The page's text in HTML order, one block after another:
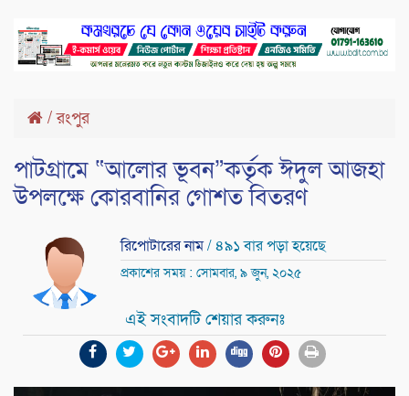
/রংপুর
পাটগ্রামে “আলোর ভূবন”কর্তৃক ঈদুল আজহা
উপলক্ষে কোরবানির গোশত বিতরণ
রিপোটারের নাম/ ৪৯১ বার পড়া হয়েছে
প্রকাশের সময় : সোমবার, ৯ জুন, ২০২৫
এই সংবাদটি শেয়ার করুনঃ